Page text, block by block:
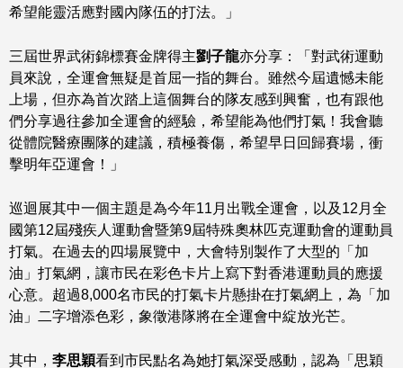
希望能靈活應對國內隊伍的打法。」
三屆世界武術錦標賽金牌得主劉子龍亦分享：「對武術運動
員來說，全運會無疑是首屈一指的舞台。雖然今屆遺憾未能
上場，但亦為首次踏上這個舞台的隊友感到興奮，也有跟他
們分享過往參加全運會的經驗，希望能為他們打氣！我會聽
從體院醫療團隊的建議，積極養傷，希望早日回歸賽場，衝
擊明年亞運會！」
巡迴展其中一個主題是為今年11月出戰全運會，以及12月全
國第12屆殘疾人運動會暨第9屆特殊奧林匹克運動會的運動員
打氣。在過去的四場展覽中，大會特別製作了大型的「加
油」打氣網，讓市民在彩色卡片上寫下對香港運動員的應援
心意。超過8,000名市民的打氣卡片懸掛在打氣網上，為「加
油」二字增添色彩，象徵港隊將在全運會中綻放光芒。
其中， 李思穎看到市民點名為她打氣深受感動，認為「思穎